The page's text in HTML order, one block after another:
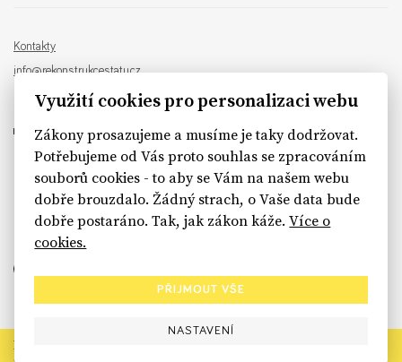
Kontakty
info@rekonstrukcestatu.cz
Návrh a vývoj: Sinfin , ilustrace:
sinfin.digital
Rekonstrukce státu končí. Její členské organizace však dál
Využití cookies pro personalizaci webu
Zákony prosazujeme a musíme je taky dodržovat.
Potřebujeme od Vás proto souhlas se zpracováním
souborů cookies - to aby se Vám na našem webu
dobře brouzdalo. Žádný strach, o Vaše data bude
dobře postaráno. Tak, jak zákon káže.Více o
cookies.
PŘIJMOUT VŠE
NASTAVENÍ